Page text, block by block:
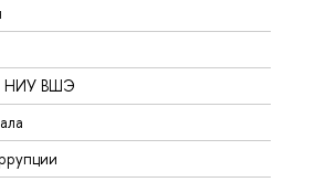
НИУ ВШЭ